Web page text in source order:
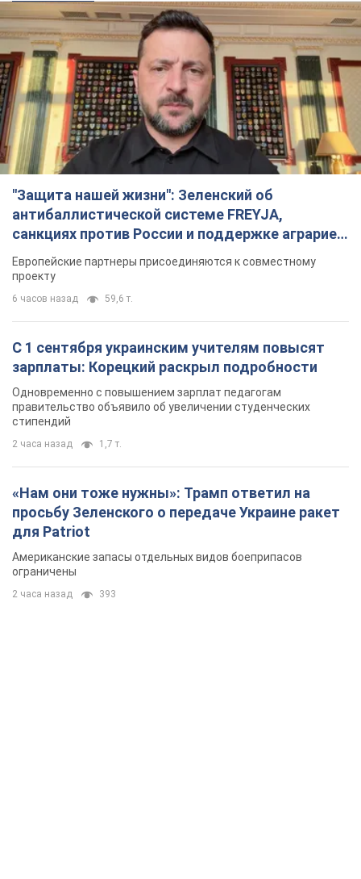
"Защита нашей жизни": Зеленский об
антибаллистической системе FREYJA,
санкциях против России и поддержке аграриев.
Видео
Европейские партнеры присоединяются к совместному
проекту
6 часов назад 59,6 т.
С 1 сентября украинским учителям повысят
зарплаты: Корецкий раскрыл подробности
Одновременно с повышением зарплат педагогам
правительство объявило об увеличении студенческих
стипендий
2 часа назад 1,7 т.
«Нам они тоже нужны»: Трамп ответил на
просьбу Зеленского о передаче Украине ракет
для Patriot
Американские запасы отдельных видов боеприпасов
ограничены
2 часа назад 393